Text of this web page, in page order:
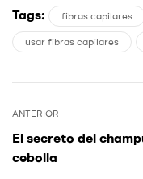
Tags: fibras capilares
usar fibras capilares
ANTERIOR
El secreto del
cebolla